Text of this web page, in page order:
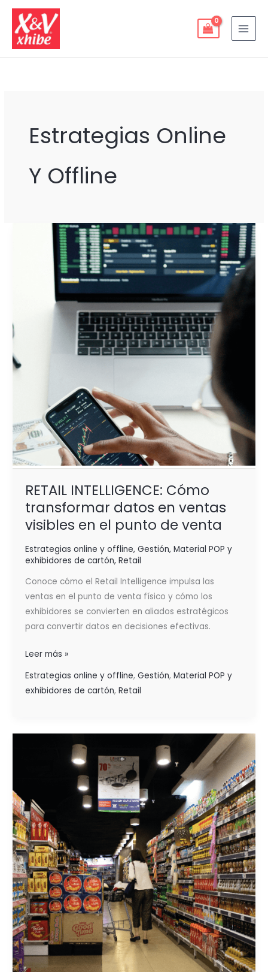
contenido
Estrategias Online
Y Offline
RETAIL INTELLIGENCE: Cómo
transformar datos en ventas
visibles en el punto de venta
Estrategias online y offline, Gestión, Material POP y
exhibidores de cartón, Retail
Conoce cómo el Retail Intelligence impulsa las
ventas en el punto de venta físico y cómo los
exhibidores se convierten en aliados estratégicos
para convertir datos en decisiones efectivas.
INTELLIGENCE:
transformar
venta
Leer más »
Estrategias online y offline, Gestión, Material POP y
exhibidores de cartón, Retail
EL
2026:
Cómo
está
cambiando
la
experiencia
de
compra
en
tiendas
físicas